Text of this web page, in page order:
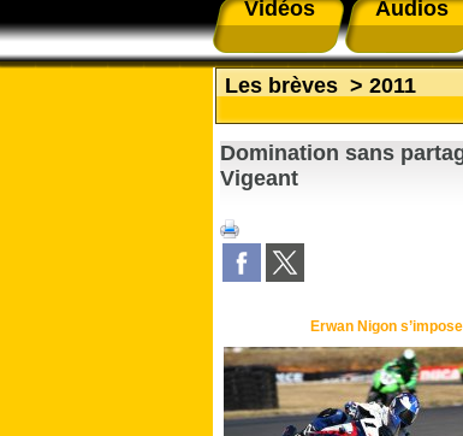
Vidéos
Audios
Les brèves > 2011
Domination sans
Vigeant
Erwan Nigon